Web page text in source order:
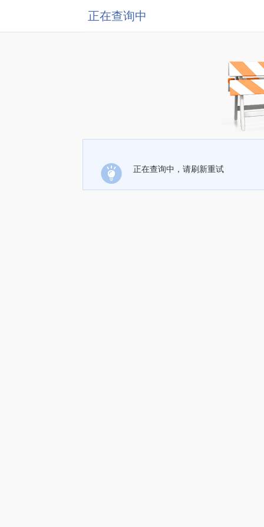
正在查询中
正在查询中，请刷新重试